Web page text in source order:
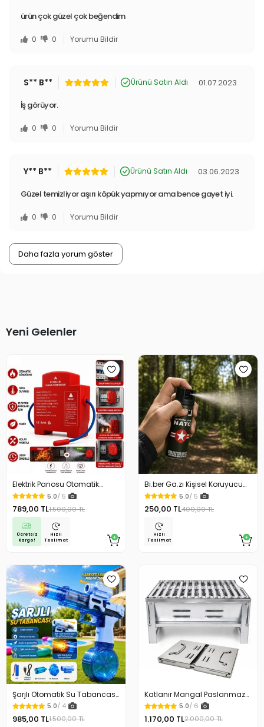
ürün çok güzel çok beğendim
0 0 Yorumu Bildir
S** B** Ürünü Satın Aldı 01.07.2023
İş görüyor.
0 0 Yorumu Bildir
Y** B** Ürünü Satın Aldı 03.06.2023
Güzel temizliyor aşırı köpük yapmıyor ama bence gayet iyi.
0 0 Yorumu Bildir
Daha fazla yorum göster
Yeni Gelenler
Elektrik Panosu Otomatik
Yangın Söndürücü Isıya
Duyarlı Sigorta Kutusu Yangın
Söndürme Cihazı
5.0/ 5
789,00 TL1.500,00 TL
Ücretsiz
Kargo!
Hızlı
Teslimat
Bi.ber Ga.zı Kişisel Koruyucu
Ekipman Savunma İçin
5.0/ 5
250,00 TL400,00 TL
Hızlı
Teslimat
Şarjlı Otomatik Su Tabancası
Oyuncak Geniş Hazneli
5.0/ 4
985,00 TL1.500,00 TL
Katlanır Mangal Paslanmaz
Çelik Oluklu Izgara Galvanizli
Çelik Malzeme
5.0/ 6
1.170,00 TL2.000,00 TL